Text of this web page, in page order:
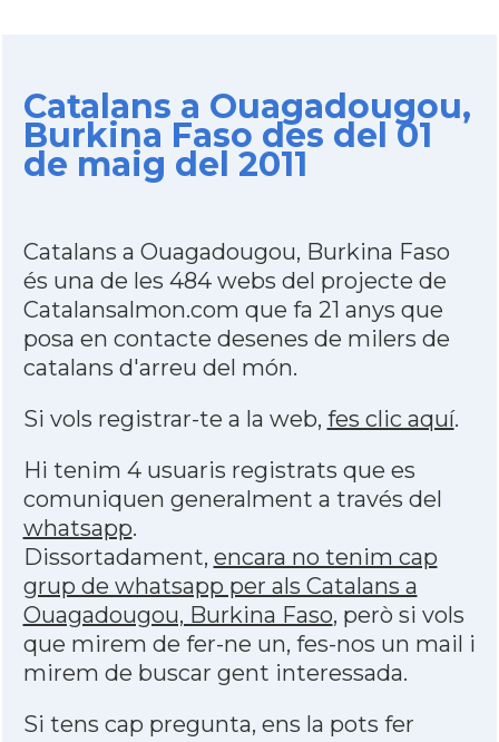
Catalans a Ouagadougou,
Burkina Faso des del 01
de maig del 2011
Catalans a Ouagadougou, Burkina Faso
és una de les 484 webs del projecte de
Catalansalmon.com que fa 21 anys que
posa en contacte desenes de milers de
catalans d'arreu del món.
Si vols registrar-te a la web, fes clic aquí.
Hi tenim 4 usuaris registrats que es
comuniquen generalment a través del
whatsapp.
Dissortadament, encara no tenim cap
grup de whatsapp per als Catalans a
Ouagadougou, Burkina Faso, però si vols
que mirem de fer-ne un, fes-nos un mail i
mirem de buscar gent interessada.
Si tens cap pregunta, ens la pots fer